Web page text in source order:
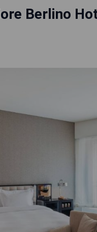
Berlino